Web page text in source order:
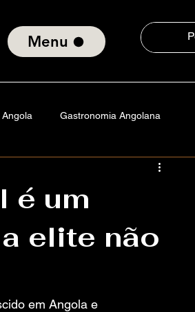
Menu
Gastronomia Angolana
Tecnologia
Consciência Social
é um
elite não
em Angola e